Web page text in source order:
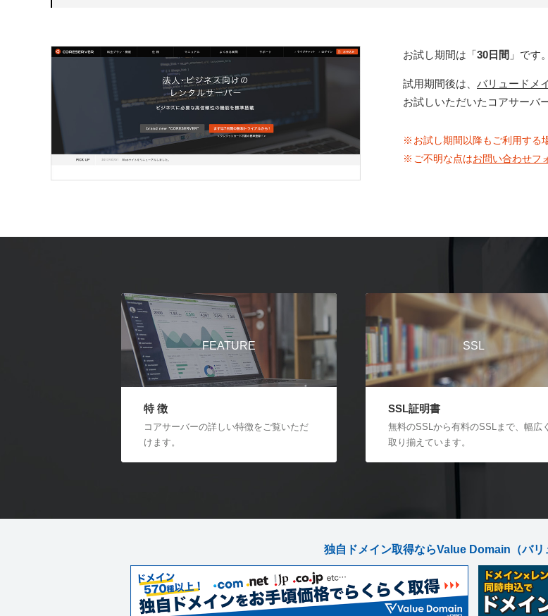
お試し期間は「30日間 」です
試用期間後は、バリュードメ
お試しいただいたコアサーバ
お試し期間以降もご利用する
ご不明な点はお問い合わせフ
FEATURE
特 徴
コアサーバーの詳しい特徴をご覧いただ
けます。
SSL
SSL証明書
無料のSSLから有料のSSLまで、幅広く
取り揃えています。
独自ドメイン取得ならValue Domain （バ